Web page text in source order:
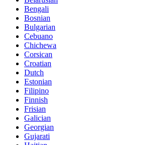
Bengali
Bosnian
Bulgarian
Cebuano
Chichewa
Corsican
Croatian
Dutch
Estonian
Filipino
Finnish
Frisian
Galician
Georgian
Gujarati